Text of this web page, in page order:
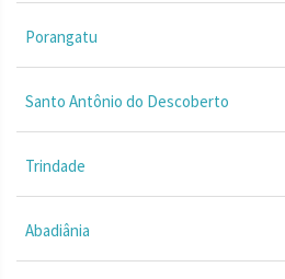
Porangatu
Santo Antônio do Descoberto
Trindade
Abadiânia